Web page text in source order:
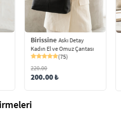
Birissine Askı Detay
Kadın El ve Omuz Çantası
(75)
220.00
200.00 ₺